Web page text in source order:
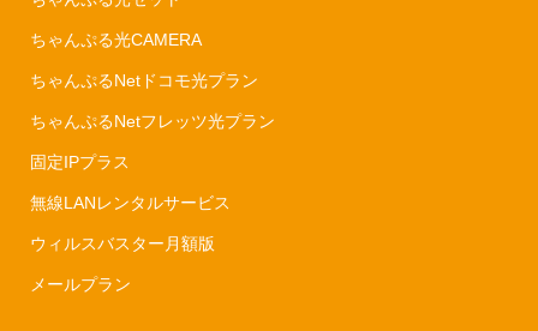
ちゃんぷる光CAMERA
ちゃんぷるNetドコモ光プラン
ちゃんぷるNetフレッツ光プラン
固定IPプラス
無線LANレンタルサービス
ウィルスバスター月額版
メールプラン